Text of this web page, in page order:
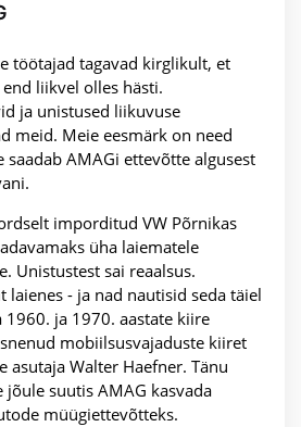
töötajad tagavad kirglikult, et
liikvel olles hästi.
ja unistused liikuvuse
meid. Meie eesmärk on need
saadab AMAGi ettevõtte algusest
imporditud VW Põrnikas
üha laiematele
Unistustest sai reaalsus.
laienes - ja nad nautisid seda täiel
1960. ja 1970. aastate kiire
mobiilsusvajaduste kiiret
asutaja Walter Haefner. Tänu
suutis AMAG kasvada
müügiettevõtteks.